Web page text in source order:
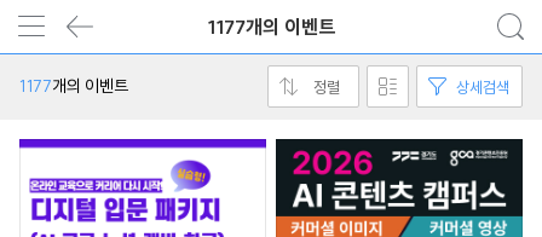
1177개의 이벤트
1177개의 이벤트 정렬 상세검색